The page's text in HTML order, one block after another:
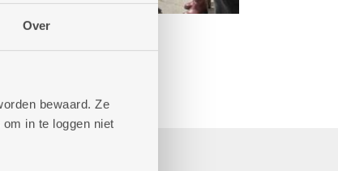
Over
bewaard. Ze
in te loggen niet